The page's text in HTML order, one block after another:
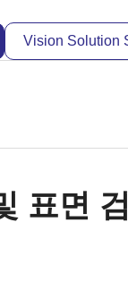
Vision Solution
표면